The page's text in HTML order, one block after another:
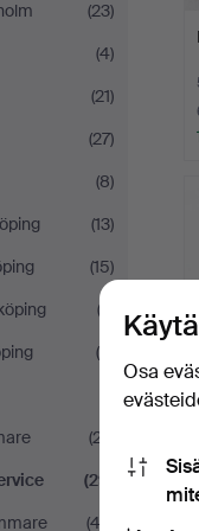
(23)
(4)
(21)
(27)
(8)
(13)
(15)
(3)
(8)
(27)
(29)
(42)
Osa